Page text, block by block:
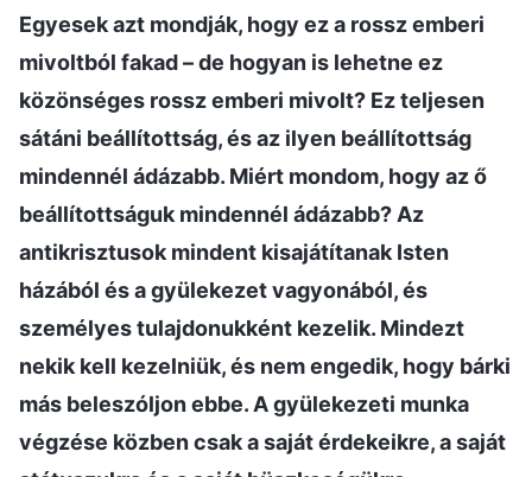
Egyesek azt mondják, hogy ez a rossz emberi
mivoltból fakad – de hogyan is lehetne ez
közönséges rossz emberi mivolt? Ez teljesen
sátáni beállítottság, és az ilyen beállítottság
mindennél ádázabb. Miért mondom, hogy az ő
beállítottságuk mindennél ádázabb? Az
antikrisztusok mindent kisajátítanak Isten
házából és a gyülekezet vagyonából, és
személyes tulajdonukként kezelik. Mindezt
nekik kell kezelniük, és nem engedik, hogy bárki
más beleszóljon ebbe. A gyülekezeti munka
végzése közben csak a saját érdekeikre, a saját